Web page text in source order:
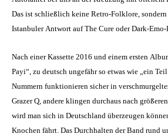
Das ist schließlich keine Retro-Folklore,
Istanbuler Antwort auf The Cure oder Dark-Emo-
Nach einer Kassette 2016 und einem ersten
Payi“, zu deutsch ungefähr so etwas wie „ein
Nummern funktionieren sicher in
Grazer Q, andere klingen durchaus nach
wird man sich in Deutschland überzeugen
Knochen fährt. Das Durchhalten der Band rund